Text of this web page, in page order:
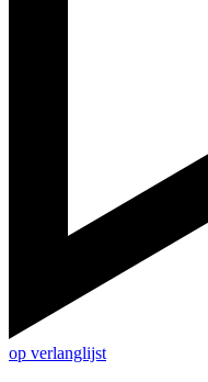
op verlanglijst